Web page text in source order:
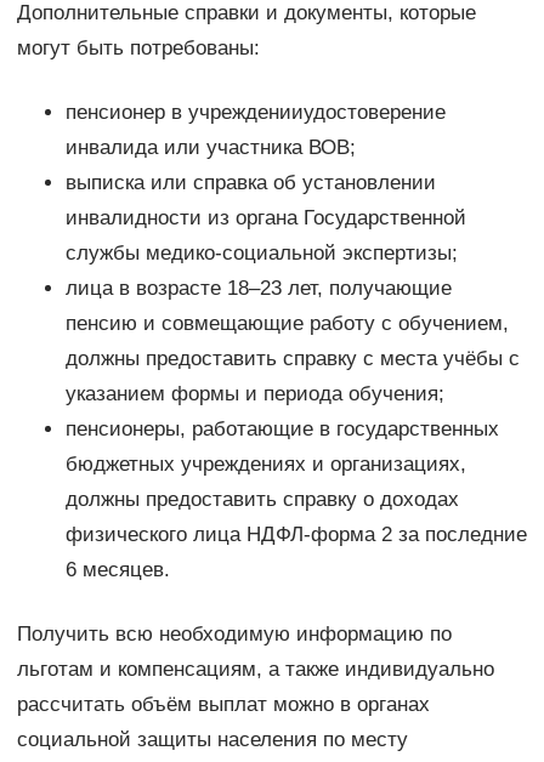
Дополнительные справки и документы, которые
могут быть потребованы:
пенсионер в учрежденииудостоверение
инвалида или участника ВОВ;
выписка или справка об установлении
инвалидности из органа Государственной
службы медико-социальной экспертизы;
лица в возрасте 18–23 лет, получающие
пенсию и совмещающие работу с обучением,
должны предоставить справку с места учёбы с
указанием формы и периода обучения;
пенсионеры, работающие в государственных
бюджетных учреждениях и организациях,
должны предоставить справку о доходах
физического лица НДФЛ-форма 2 за последние
6 месяцев.
Получить всю необходимую информацию по
льготам и компенсациям, а также индивидуально
рассчитать объём выплат можно в органах
социальной защиты населения по месту